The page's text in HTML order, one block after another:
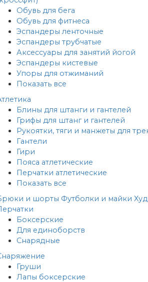
Обувь для бега
Обувь для фитнеса
Эспандеры ленточные
Эспандеры трубчатые
Аксессуары для занятий йогой
Эспандеры кистевые
Упоры для отжиманий
Показать все
Блины для штанги и гантелей
Грифы для штанг и гантелей
Рукоятки, тяги и манжеты для
Гантели
Гири
Пояса атлетические
Перчатки атлетические
Показать все
и шорты Футболки и майки
Боксерские
Для единоборств
Снарядные
Груши
Лапы боксерские